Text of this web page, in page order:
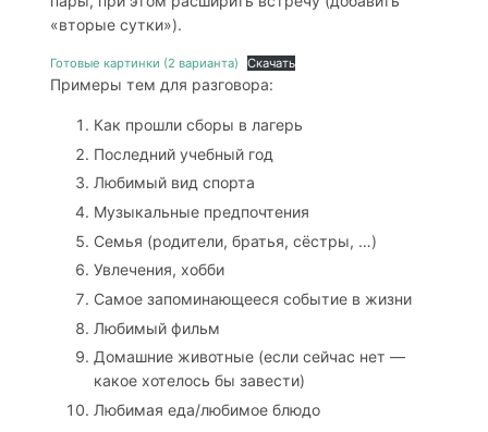
«вторые сутки»).
Готовые картинки (2 варианта) Скачать
Примеры тем для разговора:
Как прошли сборы в лагерь
Последний учебный год
Любимый вид спорта
Музыкальные предпочтения
Семья (родители, братья, сёстры, …)
Увлечения, хобби
Самое запоминающееся событие в жизни
Любимый фильм
Домашние животные (если сейчас нет —
какое хотелось бы завести)
Любимая еда/любимое блюдо